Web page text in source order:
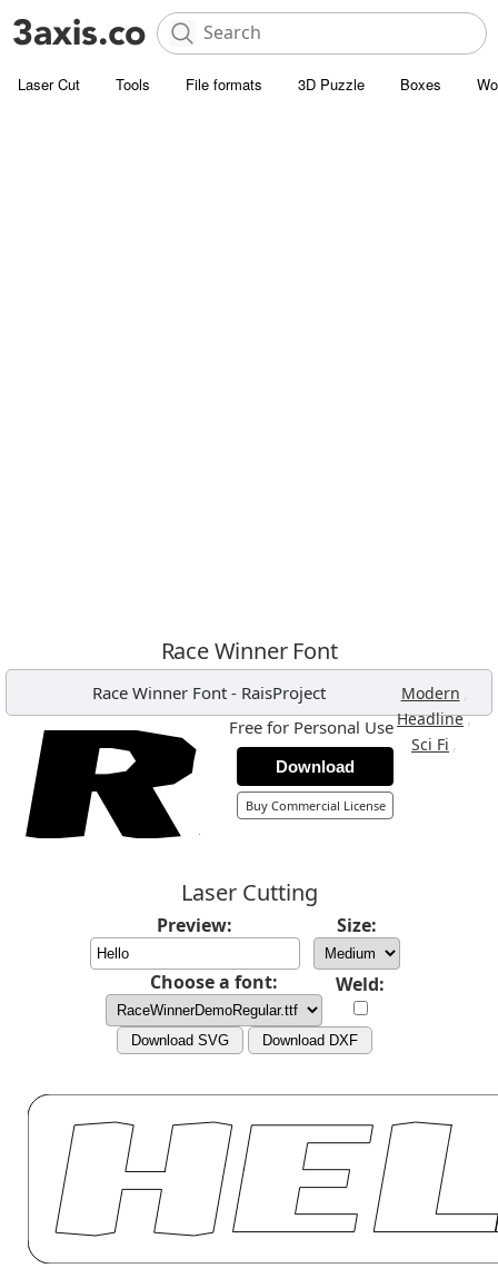
Laser Cut Tools File formats 3D Puzzle Boxes
Race Winner Font
Race Winner Font- RaisProject Modern ,
Headline,
Sci Fi ,
Free for Personal Use
Download
Buy Commercial License
Laser Cutting
Preview: Size:
Choose a font: Weld:
Download SVG Download DXF